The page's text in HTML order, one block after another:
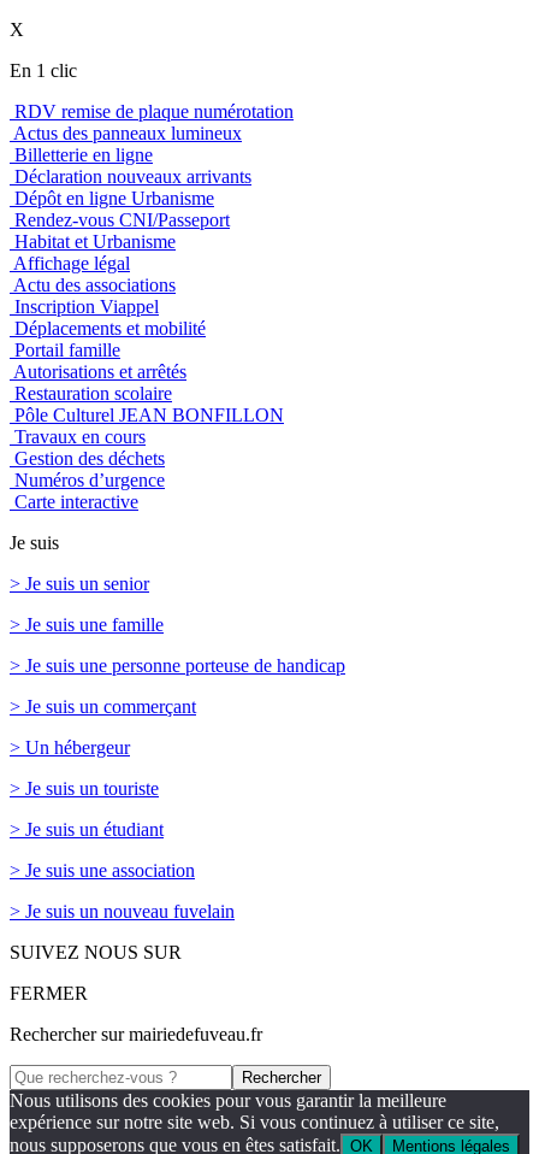
X
En 1 clic
RDV remise de plaque numérotation
Actus des panneaux lumineux
Billetterie en ligne
Déclaration nouveaux arrivants
Dépôt en ligne Urbanisme
Rendez-vous CNI/Passeport
Habitat et Urbanisme
Affichage légal
Actu des associations
Inscription Viappel
Déplacements et mobilité
Portail famille
Autorisations et arrêtés
Restauration scolaire
Pôle Culturel JEAN BONFILLON
Travaux en cours
Gestion des déchets
Numéros d’urgence
Carte interactive
Je suis
> Je suis un senior
> Je suis une famille
> Je suis une personne porteuse de handicap
> Je suis un commerçant
> Un hébergeur
> Je suis un touriste
> Je suis un étudiant
> Je suis une association
> Je suis un nouveau fuvelain
SUIVEZ NOUS SUR
FERMER
Rechercher sur mairiedefuveau.fr
Nous utilisons des cookies pour vous garantir la meilleure
expérience sur notre site web. Si vous continuez à utiliser ce site,
nous supposerons que vous en êtes satisfait. OK Mentions légales